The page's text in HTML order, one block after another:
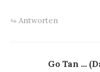
Antworten
Go Tan ...